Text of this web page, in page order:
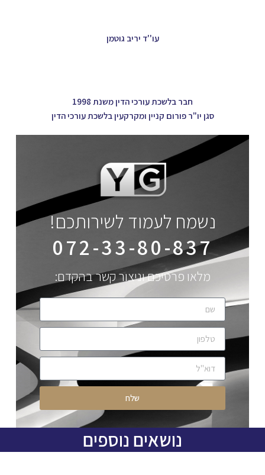
עו''ד יריב גוטמן
חבר בלשכת עורכי הדין משנת 1998
סגן יו"ר פורום קניין ומקרקעין בלשכת עורכי הדין
נשמח לעמוד לשירותכם!
072-33-80-837
מלאו פרטיכם וניצור קשר בהקדם:
שלח
נושאים נוספים